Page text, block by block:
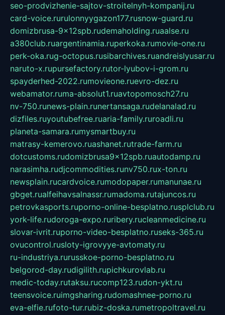
seo-prodvizhenie-sajtov-stroitelnyh-kompanij.ru
card-voice.rurulonnyygazon177.rusnow-guard.ru
domizbrusa-9x12spb.rudemaholding.ruaalse.ru
a380club.ruargentinamia.ruperkoka.rumovie-one.ru
perk-oka.rug-octopus.rusibarchives.ruandreislyusar.ru
naruto-x.rupursefactory.rutor-lyubov-i-grom.ru
spayderhed-2022.rumovieone.ruevro-dez.ru
webamator.ruma-absolut1.ruavtopomosch27.ru
nv-750.runews-plain.runertansaga.rudelanalad.ru
dizfiles.ruyoutubefree.ruaria-family.ruroadli.ru
planeta-samara.rumysmartbuy.ru
matrasy-kemerovo.ruashanet.rutrade-farm.ru
dotcustoms.rudomizbrusa9x12spb.ruautodamp.ru
narasimha.rudjcommodities.runv750.rux-ton.ru
newsplain.rucardvoice.rumodopaper.rumanunae.ru
gbget.rualfeihavsalnassr.rumadoma.rutajuncos.ru
petrovkasports.ruporno-online-besplatno.rusplclub.ru
york-life.rudoroga-expo.ruribery.rucleanmedicine.ru
slovar-ivrit.ruporno-video-besplatno.ruseks-365.ru
ovucontrol.rusloty-igrovyye-avtomaty.ru
ru-industriya.rurusskoe-porno-besplatno.ru
belgorod-day.rudigilith.rupichkurovlab.ru
medic-today.rutaksu.rucomp123.rudon-ykt.ru
teensvoice.ruimgsharing.rudomashnee-porno.ru
eva-elfie.rufoto-tur.rubiz-doska.rumetropoltravel.ru